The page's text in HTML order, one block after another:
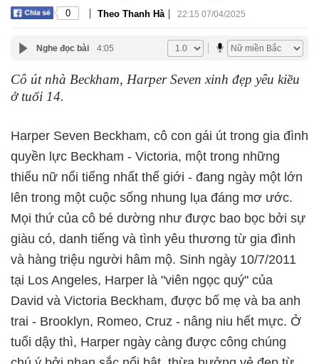
0 | Theo Thanh Hà | 22:15 07/04/2025
Nghe đọc bài 4:05
Cô út nhà Beckham, Harper Seven xinh đẹp yêu kiều
ở tuổi 14.
Harper Seven Beckham, cô con gái út trong gia đình
quyền lực Beckham - Victoria, một trong những
thiếu nữ nổi tiếng nhất thế giới - đang ngày một lớn
lên trong một cuộc sống nhung lụa đáng mơ ước.
Mọi thứ của cô bé dường như được bao bọc bởi sự
giàu có, danh tiếng và tình yêu thương từ gia đình
và hàng triệu người hâm mộ. Sinh ngày 10/7/2011
tại Los Angeles, Harper là "viên ngọc quý" của
David và Victoria Beckham, được bố mẹ và ba anh
trai - Brooklyn, Romeo, Cruz - nâng niu hết mực. Ở
tuổi dậy thì, Harper ngày càng được công chúng